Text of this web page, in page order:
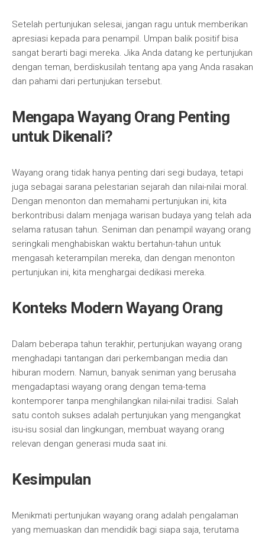
Setelah pertunjukan selesai, jangan ragu untuk memberikan
apresiasi kepada para penampil. Umpan balik positif bisa
sangat berarti bagi mereka. Jika Anda datang ke pertunjukan
dengan teman, berdiskusilah tentang apa yang Anda rasakan
dan pahami dari pertunjukan tersebut.
Mengapa Wayang Orang Penting
untuk Dikenali?
Wayang orang tidak hanya penting dari segi budaya, tetapi
juga sebagai sarana pelestarian sejarah dan nilai-nilai moral.
Dengan menonton dan memahami pertunjukan ini, kita
berkontribusi dalam menjaga warisan budaya yang telah ada
selama ratusan tahun. Seniman dan penampil wayang orang
seringkali menghabiskan waktu bertahun-tahun untuk
mengasah keterampilan mereka, dan dengan menonton
pertunjukan ini, kita menghargai dedikasi mereka.
Konteks Modern Wayang Orang
Dalam beberapa tahun terakhir, pertunjukan wayang orang
menghadapi tantangan dari perkembangan media dan
hiburan modern. Namun, banyak seniman yang berusaha
mengadaptasi wayang orang dengan tema-tema
kontemporer tanpa menghilangkan nilai-nilai tradisi. Salah
satu contoh sukses adalah pertunjukan yang mengangkat
isu-isu sosial dan lingkungan, membuat wayang orang
relevan dengan generasi muda saat ini.
Kesimpulan
Menikmati pertunjukan wayang orang adalah pengalaman
yang memuaskan dan mendidik bagi siapa saja, terutama